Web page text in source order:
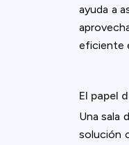
ayuda a
eficiente
El papel
Una sala
solución